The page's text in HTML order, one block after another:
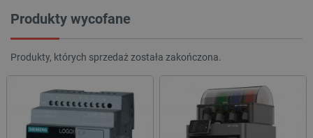
Produkty wycofane
Produkty, których sprzedaż została zakończona.